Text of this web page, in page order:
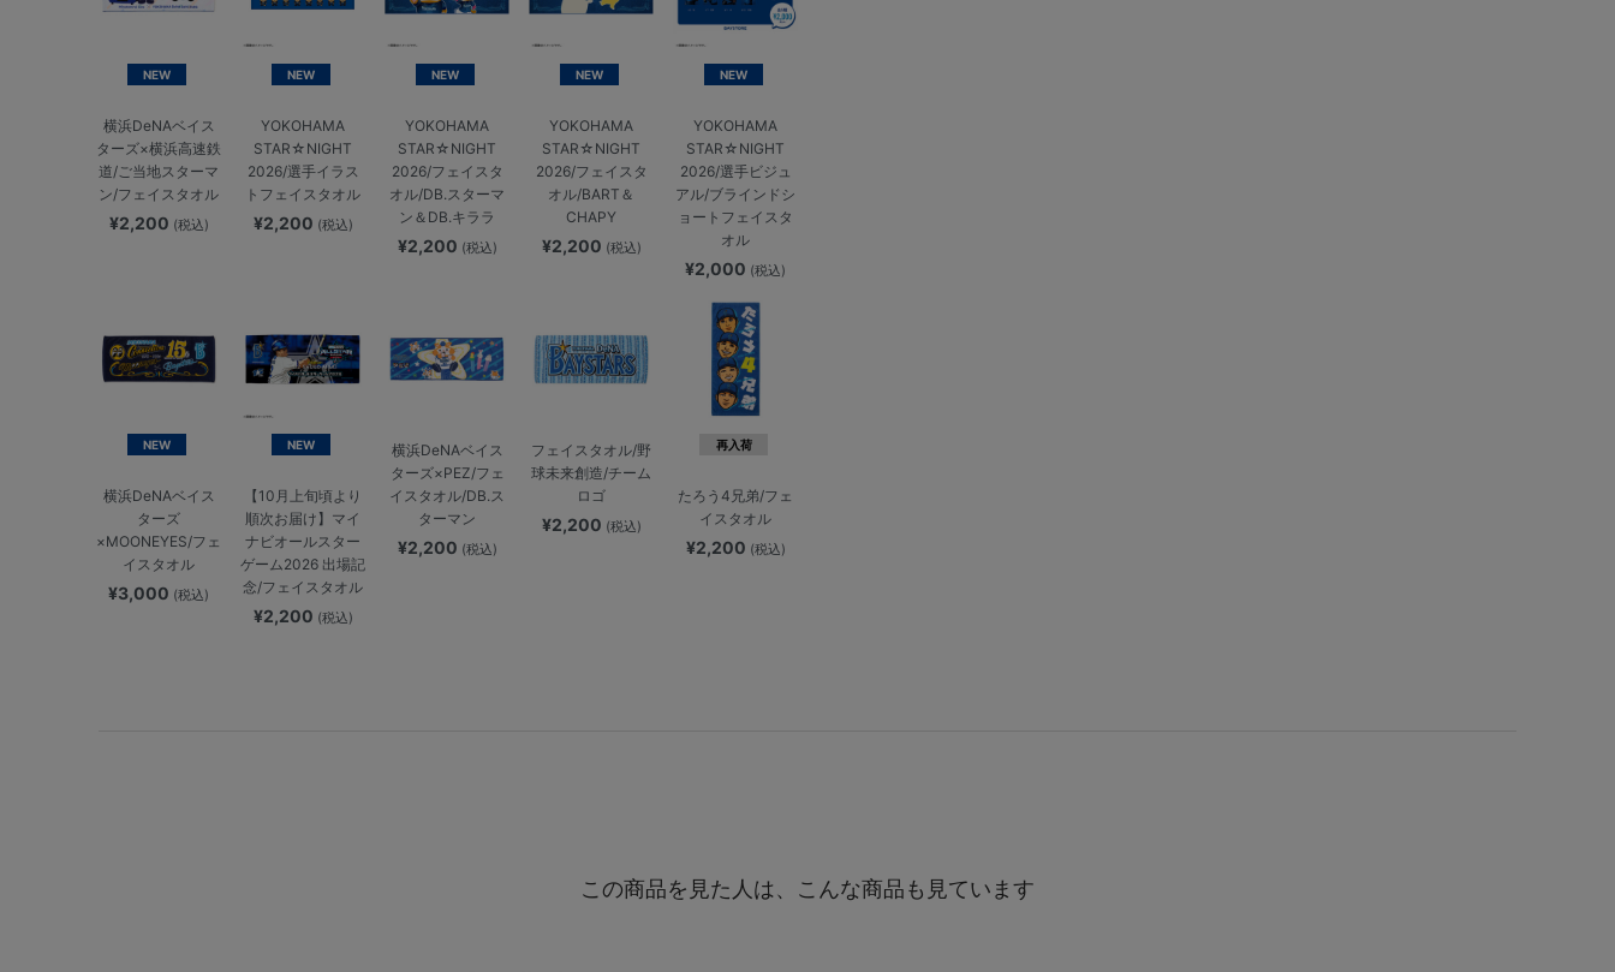
NEW
横浜DeNAベイス
ターズ×横浜高速鉄
道/ご当地スターマ
ン/フェイスタオル
¥2,200 (税込)
NEW
YOKOHAMA
STAR☆NIGHT
2026/選手イラス
トフェイスタオル
¥2,200 (税込)
NEW
YOKOHAMA
STAR☆NIGHT
2026/フェイスタ
オル/DB.スターマ
ン＆DB.キララ
¥2,200 (税込)
NEW
YOKOHAMA
STAR☆NIGHT
2026/フェイスタ
オル/BART＆
CHAPY
¥2,200 (税込)
NEW
YOKOHAMA
STAR☆NIGHT
2026/選手ビジュ
アル/ブラインドシ
ョートフェイスタ
オル
¥2,000 (税込)
NEW
横浜DeNAベイス
ターズ
×MOONEYES/フェ
イスタオル
¥3,000 (税込)
NEW
【10月上旬頃より
順次お届け】マイ
ナビオールスター
ゲーム2026 出場記
念/フェイスタオル
¥2,200 (税込)
横浜DeNAベイス
ターズ×PEZ/フェ
イスタオル/DB.ス
ターマン
¥2,200 (税込)
フェイスタオル/野
球未来創造/チーム
ロゴ
¥2,200 (税込)
再入荷
たろう4兄弟/フェ
イスタオル
¥2,200 (税込)
この商品を見た人は、こんな商品も見ています